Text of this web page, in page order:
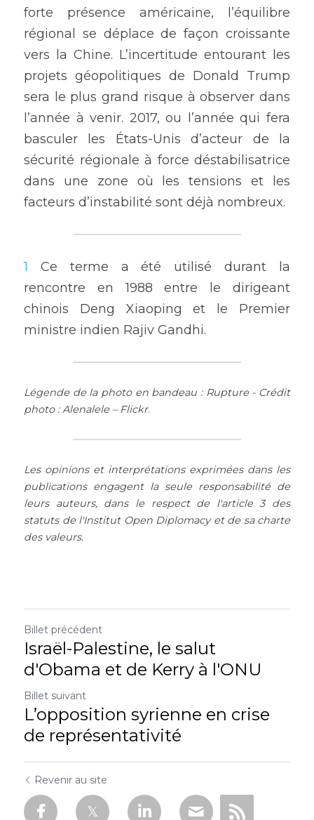
forte présence américaine, l’équilibre
régional se déplace de façon croissante
vers la Chine. L’incertitude entourant les
projets géopolitiques de Donald Trump
sera le plus grand risque à observer dans
l’année à venir. 2017, ou l’année qui fera
basculer les États-Unis d’acteur de la
sécurité régionale à force déstabilisatrice
dans une zone où les tensions et les
facteurs d’instabilité sont déjà nombreux.
1 Ce terme a été utilisé durant la
rencontre en 1988 entre le dirigeant
chinois Deng Xiaoping et le Premier
ministre indien Rajiv Gandhi.
Légende de la photo en bandeau : Rupture - Crédit
photo : Alenalele – Flickr.
Les opinions et interprétations exprimées dans les
publications engagent la seule responsabilité de
leurs auteurs, dans le respect de l'article 3 des
statuts de l'Institut Open Diplomacy et de sa charte
des valeurs.
Billet précédent
Israël-Palestine, le salut
d'Obama et de Kerry à l'ONU
Billet suivant
L’opposition syrienne en crise
de représentativité
Revenir au site